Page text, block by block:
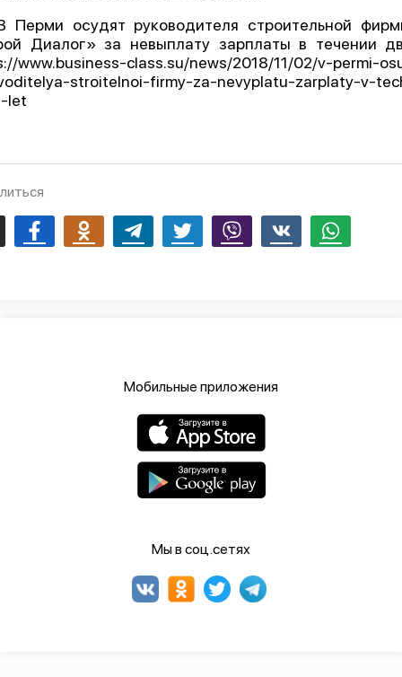
Перми осудят руководителя строительной
Диалог» за невыплату зарплаты в течении
www.business-class.su/news/2018/11/02/v-permi-
stroitelnoi-firmy-za-nevyplatu-zarplaty-v-
let
Мобильные приложения
Мы в соц.сетях